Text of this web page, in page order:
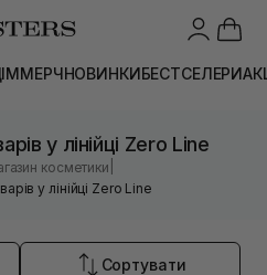
МЕРЧНОВИНКИБЕСТСЕЛЕРИ
у лінійці Zero Line
косметики
у лінійці Zero Line
Сортувати